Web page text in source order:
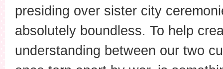
presiding over sister city
absolutely boundless. To help
understanding between our two